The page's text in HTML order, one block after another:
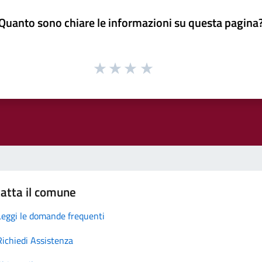
sono chiare le informazioni su questa
il comune
le domande frequenti
Assistenza